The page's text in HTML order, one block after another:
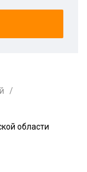
области